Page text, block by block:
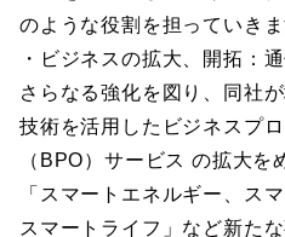
のような役割を担っていきま
・ビジネスの拡大、開拓：
さらなる強化を図り、同社
技術を活用したビジネスプ
（BPO）サービス の拡大を
「スマートエネルギー、ス
スマートライフ」など新た